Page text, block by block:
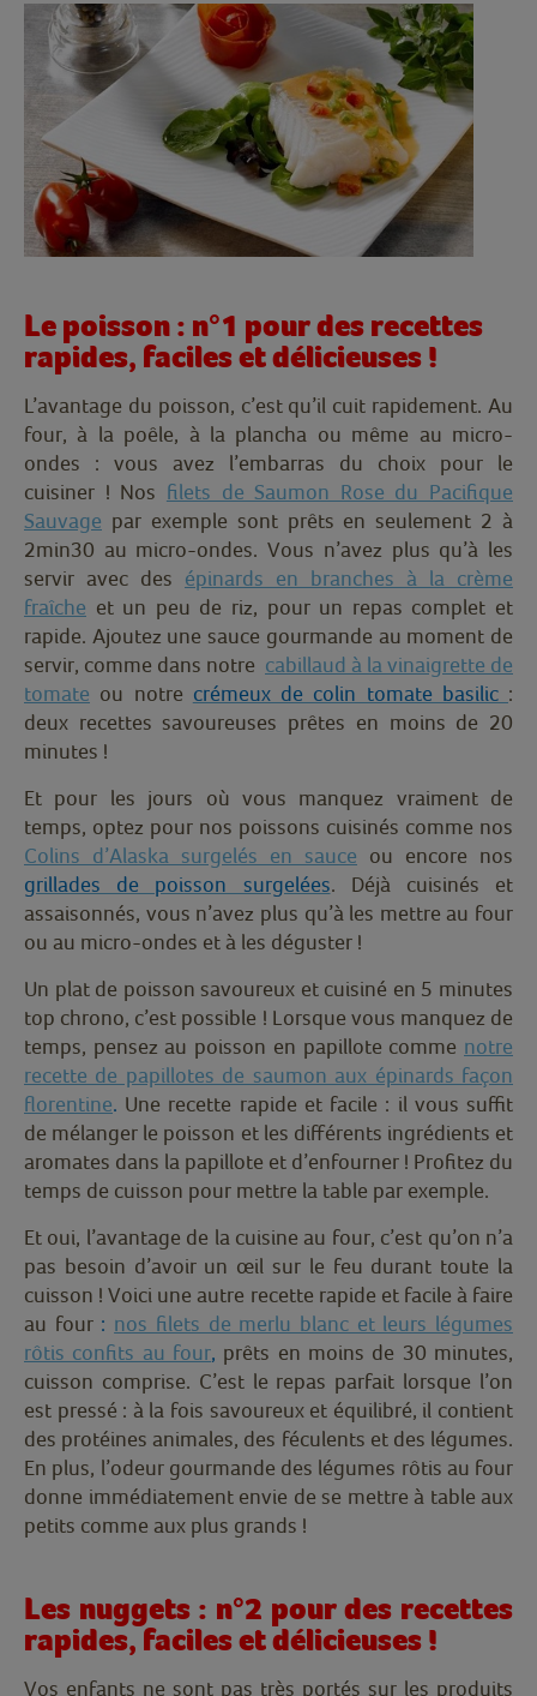
Le poisson : n°1 pour des recettes
rapides, faciles et délicieuses !
L’avantage du poisson, c’est qu’il cuit rapidement. Au
four, à la poêle, à la plancha ou même au micro-
ondes : vous avez l’embarras du choix pour le
cuisiner ! Nos filets de Saumon Rose du Pacifique
Sauvage par exemple sont prêts en seulement 2 à
2min30 au micro-ondes. Vous n’avez plus qu’à les
servir avec des épinards en branches à la crème
fraîche et un peu de riz, pour un repas complet et
rapide. Ajoutez une sauce gourmande au moment de
servir, comme dans notre cabillaud à la vinaigrette de
tomate ou notre crémeux de colin tomate basilic :
deux recettes savoureuses prêtes en moins de 20
minutes !
Et pour les jours où vous manquez vraiment de
temps, optez pour nos poissons cuisinés comme nos
Colins d’Alaska surgelés en sauce ou encore nos
grillades de poisson surgelées. Déjà cuisinés et
assaisonnés, vous n’avez plus qu’à les mettre au four
ou au micro-ondes et à les déguster !
Un plat de poisson savoureux et cuisiné en 5 minutes
top chrono, c’est possible ! Lorsque vous manquez de
temps, pensez au poisson en papillote comme notre
recette de papillotes de saumon aux épinards façon
florentine. Une recette rapide et facile : il vous suffit
de mélanger le poisson et les différents ingrédients et
aromates dans la papillote et d’enfourner ! Profitez du
temps de cuisson pour mettre la table par exemple.
Et oui, l’avantage de la cuisine au four, c’est qu’on n’a
pas besoin d’avoir un œil sur le feu durant toute la
cuisson ! Voici une autre recette rapide et facile à faire
au four : nos filets de merlu blanc et leurs légumes
rôtis confits au four, prêts en moins de 30 minutes,
cuisson comprise. C’est le repas parfait lorsque l’on
est pressé : à la fois savoureux et équilibré, il contient
des protéines animales, des féculents et des légumes.
En plus, l’odeur gourmande des légumes rôtis au four
donne immédiatement envie de se mettre à table aux
petits comme aux plus grands !
Les nuggets : n°2 pour des recettes
rapides, faciles et délicieuses !
Vos enfants ne sont pas très portés sur les produits